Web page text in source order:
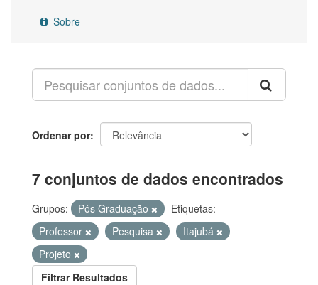
Sobre
Ordenar por
7 conjuntos de dados encontrados
Grupos: Pós Graduação
Etiquetas:
Professor
Pesquisa
Itajubá
Projeto
Filtrar Resultados